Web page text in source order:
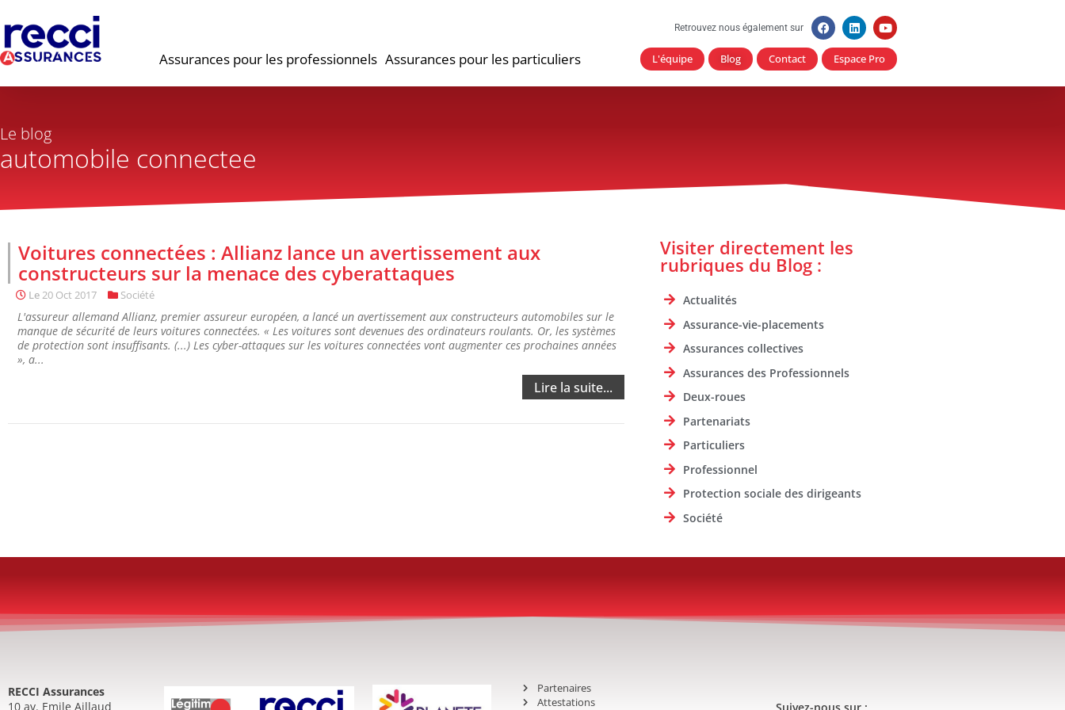
Assurances pour les professionnels Assurances pour les particuliers
Retrouvez nous également sur
L'équipe Blog Contact Espace Pro
Le blog
automobile connectee
Voitures connectées : Allianz lance un avertissement aux
constructeurs sur la menace des cyberattaques
Le20 Oct 2017 Société
L'assureur allemand Allianz, premier assureur européen, a lancé un avertissement aux constructeurs automobiles sur le
manque de sécurité de leurs voitures connectées. « Les voitures sont devenues des ordinateurs roulants. Or, les systèmes
de protection sont insuffisants. (...) Les cyber-attaques sur les voitures connectées vont augmenter ces prochaines années
», a...
Lire la suite...
Visiter directement les
rubriques du Blog :
Actualités
Assurance-vie-placements
Assurances collectives
Assurances des Professionnels
Deux-roues
Partenariats
Particuliers
Professionnel
Protection sociale des dirigeants
Société
RECCI Assurances
10 av. Emile Aillaud
Partenaires
Attestations
Suivez-nous sur :